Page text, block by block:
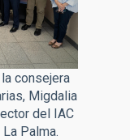
consejera
Migdalia
del IAC
Palma.